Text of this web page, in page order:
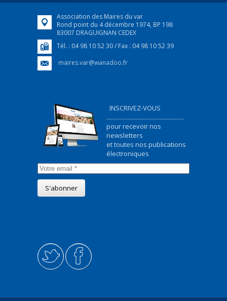
Association des Maires du var
Rond point du 4 décembre 1974, BP 198
83007 DRAGUIGNAN CEDEX
Tél. : 04 98 10 52 30 / Fax : 04 98 10 52 39
maires.var@wanadoo.fr
INSCRIVEZ-VOUS
...................................................
pour recevoir nos
newsletters
et toutes nos publications
électroniques